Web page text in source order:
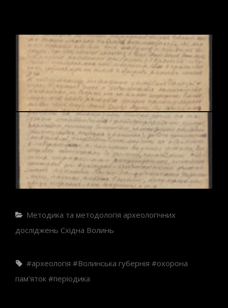
Categories
Методика та методологія археологічних
досліджень Східна Волинь
Tags,
археологія Волинська губернія
охорона
пам'яток
періодика